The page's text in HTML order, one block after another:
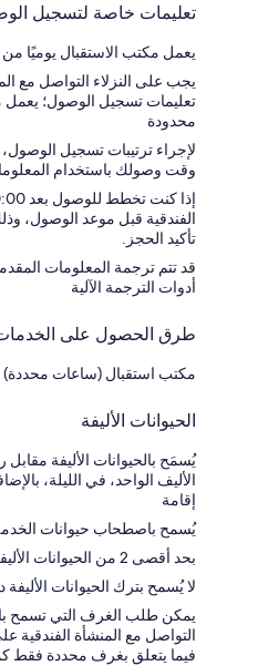
تعليمات خاصة لتسجيل
يعمل مكتب الاستقبال يوميًا من الساعة 6 صباحًا حتى
يجب على النزلاء التواصل مع
تعليمات تسجيل الوصول؛
محدودة
لإجراء ترتيبات تسجيل
وقت وصولك باستخدام
الفندقية قبل موعد الوصول،
تأكيد الحجز.
قد تتم ترجمة المعلومات
أدوات الترجمة الآلية
طرق الحصول على
مكتب استقبال (ساعات محددة)
الحيوانات الأليفة
إقامة
يُسمح باصطحاب حيوانات
بحد أقصى 2 من الحيوانات الأليفة
لا يُسمح بترك الحيوانات
يمكن طلب الغرف التي تسمح
التواصل مع المنشأة الفندقية
فيما يتعلق بغرف محددة فقط